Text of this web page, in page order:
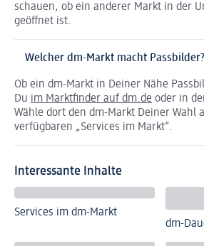
schauen, ob ein anderer Markt in der
geöffnet ist.
Welcher dm-Markt macht Passbilder?
Ob ein dm-Markt in Deiner Nähe
Du im Marktfinder auf dm.de oder in
Wähle dort den dm-Markt Deiner Wahl
verfügbaren „Services im Markt“.
Interessante Inhalte
Services im dm-Markt
dm-